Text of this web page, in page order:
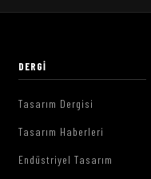
DERGI
Tasarım Dergisi
Tasarım Haberleri
Endüstriyel Tasarım